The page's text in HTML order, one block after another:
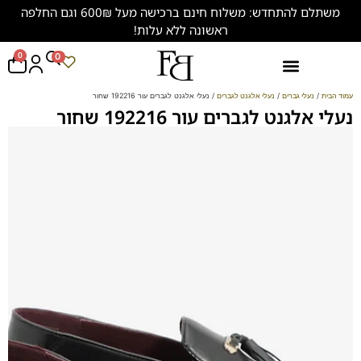
משתלם להתחדש: משלוח חינם ברכישה מעל 600₪ וגם החלפה
ראשונה ללא עלות!
0 0
עמוד הבית / נעלי גברים / נעלי אלגנט לגברים / נעלי אלגנט לגברים עור 192216 שחור
נעלי אלגנט לגברים עור 192216 שחור